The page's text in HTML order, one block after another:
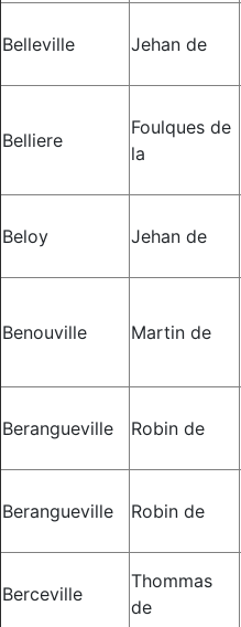
Belleville Jehan de
Belliere
Foulques de
la
Beloy Jehan de
Benouville Martin de
Berangueville Robin de
Berangueville Robin de
Berceville
Thommas
de